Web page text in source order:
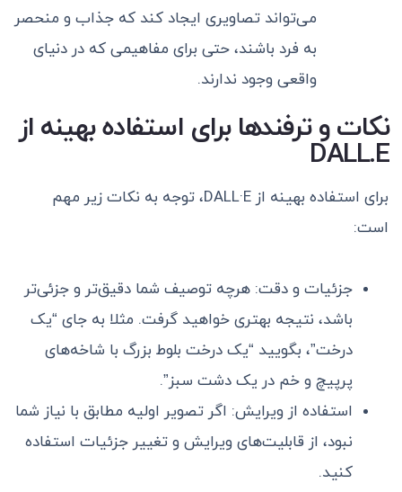
می‌تواند تصاویری ایجاد کند که جذاب و منحصر
به فرد باشند، حتی برای مفاهیمی که در دنیای
واقعی وجود ندارند.
نکات و ترفندها برای استفاده بهینه از
DALL.E
برای استفاده بهینه از DALL·E، توجه به نکات زیر مهم
است:
جزئیات و دقت: هرچه توصیف شما دقیق‌تر و جزئی‌تر
باشد، نتیجه بهتری خواهید گرفت. مثلا به جای “یک
درخت”، بگویید “یک درخت بلوط بزرگ با شاخه‌های
پرپیچ و خم در یک دشت سبز”.
استفاده از ویرایش: اگر تصویر اولیه مطابق با نیاز شما
نبود، از قابلیت‌های ویرایش و تغییر جزئیات استفاده
کنید.